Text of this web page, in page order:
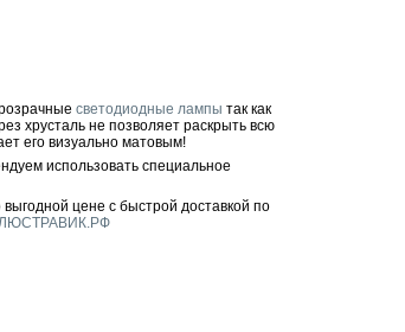
светодиодные лампы так как
хрусталь не позволяет раскрыть всю
его визуально матовым!
использовать специальное
цене с быстрой доставкой по